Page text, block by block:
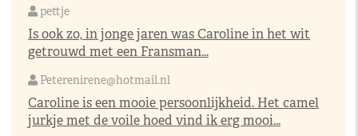
pettje
Is ook zo, in jonge jaren was Caroline in het wit
getrouwd met een Fransman...
Peterenirene@hotmail.nl
Caroline is een mooie persoonlijkheid. Het camel
jurkje met de voile hoed vind ik erg mooi...